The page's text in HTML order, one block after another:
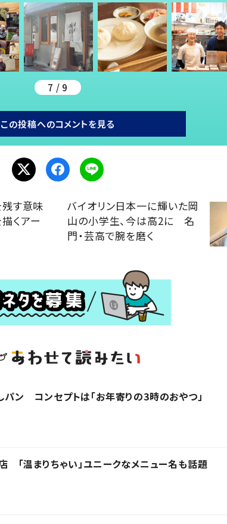
7 / 9
この投稿へのコメントを見る
す意味
くアー
バイオリン日本一に輝いた岡
山の小学生、今は高2に 名
門・芸高で腕を磨く
ン コンセプトは「お年寄りの3時のおやつ」
「温まりちゃい」ユニークなメニュー名も話題